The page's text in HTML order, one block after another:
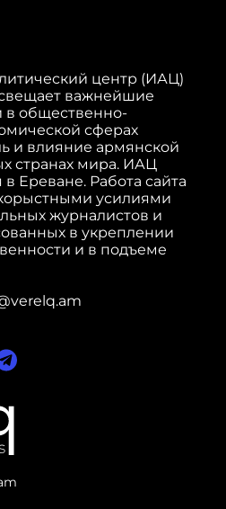
центр (ИАЦ)
важнейшие
в общественно-
сферах
и влияние армянской
странах мира. ИАЦ
в Ереване. Работа сайта
усилиями
журналистов и
в укреплении
и в подъеме